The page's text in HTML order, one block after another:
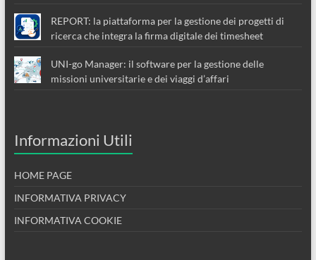
REPORT: la piattaforma per la gestione dei progetti di
ricerca che integra la firma digitale dei timesheet
UNI-go Manager: il software per la gestione delle
missioni universitarie e dei viaggi d’affari
Informazioni Utili
HOME PAGE
INFORMATIVA PRIVACY
INFORMATIVA COOKIE